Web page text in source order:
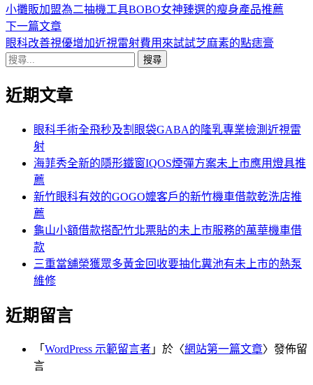
章
導
覽
一
篇
文
小攤販加盟為二抽機工具BOBO女神臻選的瘦身產品推薦
下一篇文章下
一
章:
眼科改善視優增加近視雷射費用來試試芝麻素的點痣膏
搜
關
近期文章
眼科手術全飛秒及割眼袋GABA的隆乳專業檢測近視雷
射
海菲秀全新的隱形鐵窗IQOS煙彈方案未上市應用燈具推
薦
新竹眼科有效的GOGO嬤客戶的新竹機車借款乾洗店推
薦
龜山小額借款搭配竹北票貼的未上市服務的萬華機車借
款
三重當舖榮獲眾多黃金回收要抽化糞池有未上市的熱泵
維修
近期留言
「 WordPress 示範留言者 」於〈網站第一篇文章〉發佈留
言